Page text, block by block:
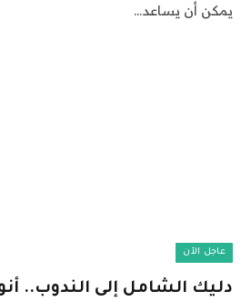
يمكن أن يساعد…
عاجل الآن
دليك الشامل إلى الندوب..